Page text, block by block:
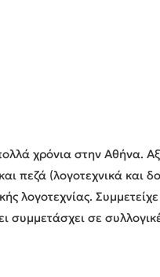
χρόνια στην Αθήνα.
πεζά (λογοτεχνικά και
λογοτεχνίας.
συμμετάσχει σε